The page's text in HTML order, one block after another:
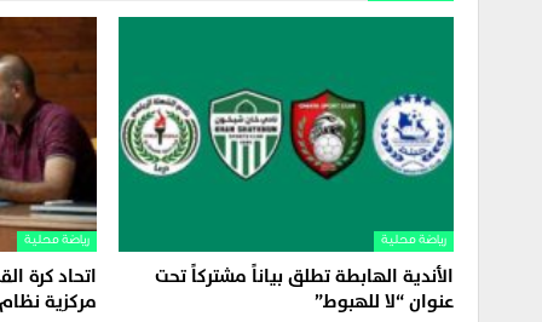
رياضة محلية
الأندية الهابطة تطلق بياناً مشتركاً تحت
عنوان “لا للهبوط”
رياضة محلية
اتحاد كرة
مركزية نظام